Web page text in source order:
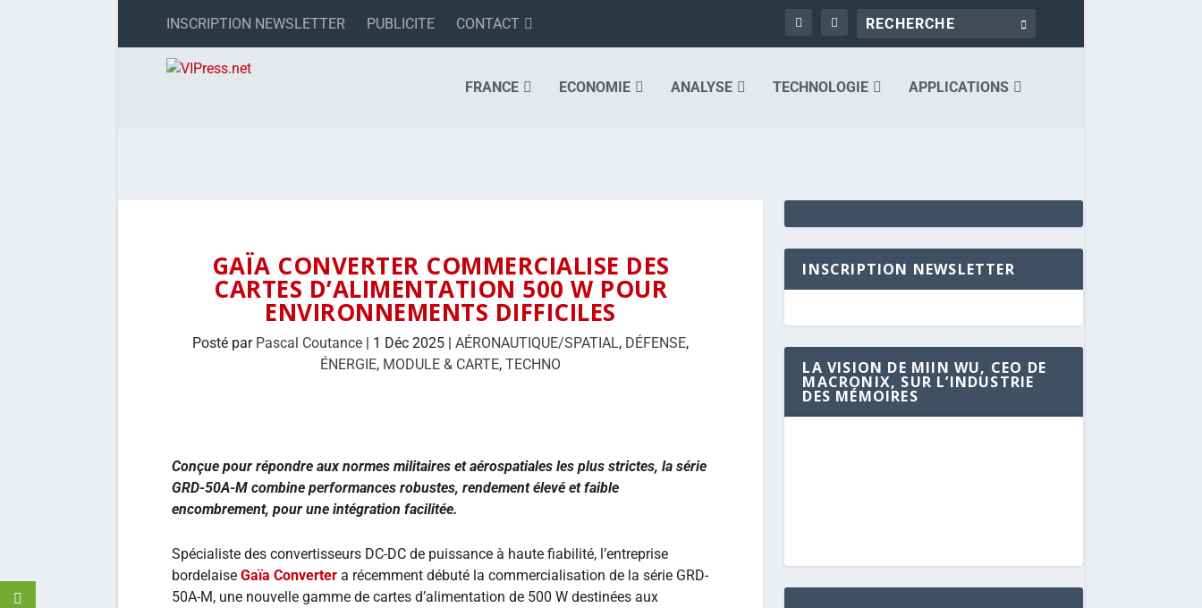
INSCRIPTION NEWSLETTER PUBLICITE CONTACT
FRANCE ECONOMIE ANALYSE TECHNOLOGIE APPLICATIONS
GAÏA CONVERTER COMMERCIALISE DES
CARTES D’ALIMENTATION 500 W POUR
ENVIRONNEMENTS DIFFICILES
Posté par Pascal Coutance | 1 Déc 2025 |AÉRONAUTIQUE/SPATIAL, DÉFENSE,
ÉNERGIE, MODULE & CARTE,TECHNO
Conçue pour répondre aux normes militaires et aérospatiales les plus strictes, la série
GRD-50A-M combine performances robustes, rendement élevé et faible
encombrement, pour une intégration facilitée.
Spécialiste des convertisseurs DC-DC de puissance à haute fiabilité, l’entreprise
bordelaise Gaïa Converter a récemment débuté la commercialisation de la série GRD-
50A-M, une nouvelle gamme de cartes d’alimentation de 500 W destinées aux
INSCRIPTION NEWSLETTER
LA VISION DE MIIN WU, CEO DE
MACRONIX, SUR L’INDUSTRIE
DES MÉMOIRES